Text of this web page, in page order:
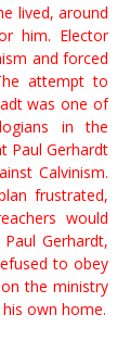
lived, around
him. Elector
and forced
attempt to
was one of
in the
Paul Gerhardt
Calvinism.
frustrated,
would
Gerhardt,
to obey
the ministry
own home.